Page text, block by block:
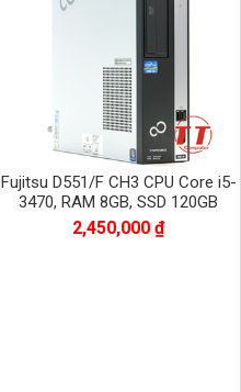
Fujitsu D551/F CH3 CPU Core i5-
3470, RAM 8GB, SSD 120GB
2,450,000 ₫